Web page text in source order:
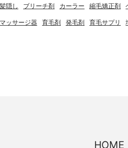
隠し ブリーチ剤 カーラー 縮毛矯正剤
ッサージ器 育毛剤 発毛剤 育毛サプリ
HOME